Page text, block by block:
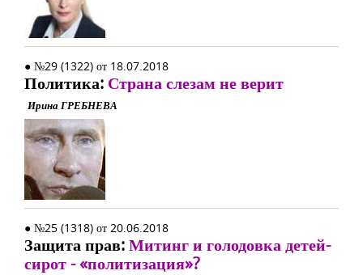
● №29 (1322) от 18.07.2018
Политика: Страна слезам не верит
Ирина ГРЕБНЕВА
● №25 (1318) от 20.06.2018
Защита прав:Митинг и голодовка детей-
сирот - «политизация»?